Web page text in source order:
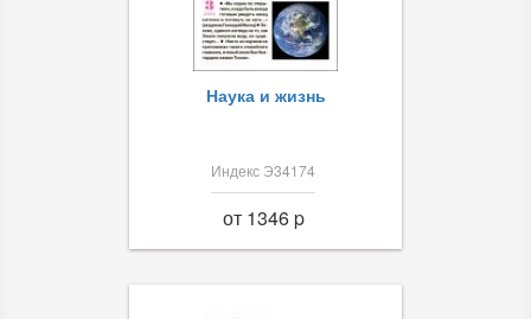
Наука и жизнь
Индекс Э34174
от 1346 p